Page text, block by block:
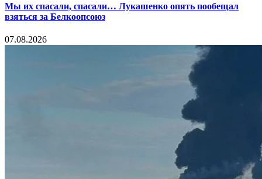
Мы их спасали, спасали… Лукашенко опять пообещал
взяться за Белкоопсоюз
07.08.2026